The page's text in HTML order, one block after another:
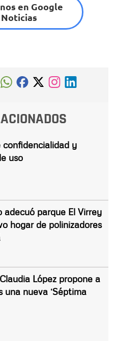
en Google
Noticias
confidencialidad y
uso
adecuó parque El Virrey
hogar de polinizadores
López propone a
una nueva ‘Séptima